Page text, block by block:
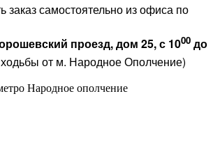
заказ самостоятельно из офиса по
проезд, дом 25, с 1000 до
от м. Народное Ополчение)
Народное ополчение